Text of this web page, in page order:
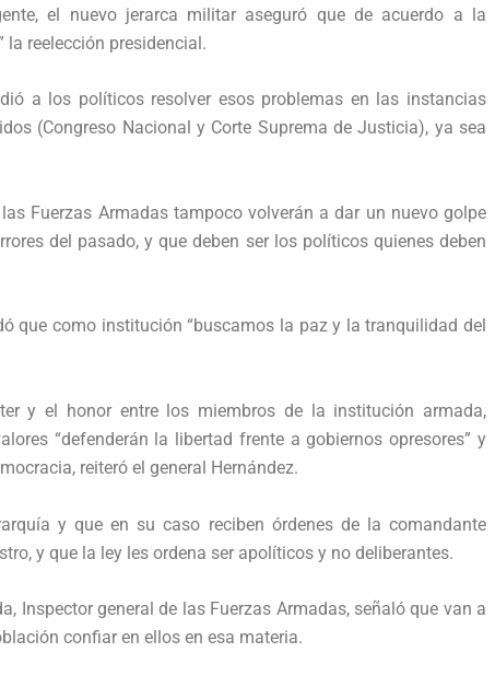
el nuevo jerarca militar aseguró que de acuerdo a la
la reelección presidencial.
a los políticos resolver esos problemas en las instancias
(Congreso Nacional y Corte Suprema de Justicia), ya sea
Fuerzas Armadas tampoco volverán a dar un nuevo golpe
del pasado, y que deben ser los políticos quienes deben
que como institución “buscamos la paz y la tranquilidad del
y el honor entre los miembros de la institución armada,
“defenderán la libertad frente a gobiernos opresores” y
reiteró el general Hernández.
y que en su caso reciben órdenes de la comandante
y que la ley les ordena ser apolíticos y no deliberantes.
Inspector general de las Fuerzas Armadas, señaló que van a
confiar en ellos en esa materia.